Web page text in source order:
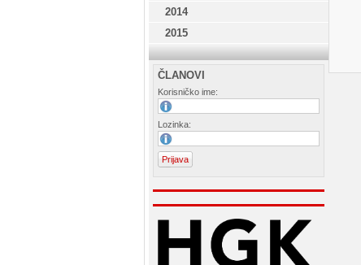
2014
2015
ČLANOVI
Korisničko ime:
Lozinka: